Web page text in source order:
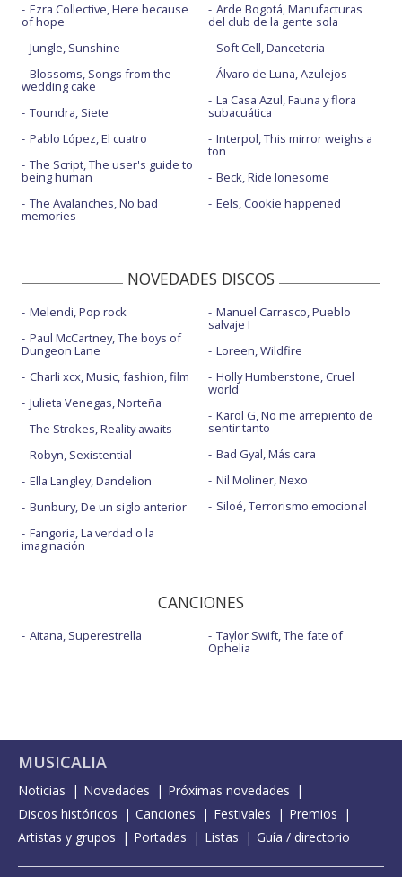
Ezra Collective, Here because
of hope
Jungle, Sunshine
Blossoms, Songs from the
wedding cake
Toundra, Siete
Pablo López, El cuatro
The Script, The user's guide to
being human
The Avalanches, No bad
memories
Arde Bogotá, Manufacturas
del club de la gente sola
Soft Cell, Danceteria
Álvaro de Luna, Azulejos
La Casa Azul, Fauna y flora
subacuática
Interpol, This mirror weighs a
ton
Beck, Ride lonesome
Eels, Cookie happened
NOVEDADES DISCOS
Melendi, Pop rock
Paul McCartney, The boys of
Dungeon Lane
Charli xcx, Music, fashion, film
Julieta Venegas, Norteña
The Strokes, Reality awaits
Robyn, Sexistential
Ella Langley, Dandelion
Bunbury, De un siglo anterior
Fangoria, La verdad o la
imaginación
Manuel Carrasco, Pueblo
salvaje I
Loreen, Wildfire
Holly Humberstone, Cruel
world
Karol G, No me arrepiento de
sentir tanto
Bad Gyal, Más cara
Nil Moliner, Nexo
Siloé, Terrorismo emocional
CANCIONES
Aitana, Superestrella Taylor Swift, The fate of
Ophelia
MUSICALIA
Noticias Novedades
Próximas novedades
Discos históricos
Canciones Festivales
Premios
Artistas y grupos
Portadas Listas Guía / directorio